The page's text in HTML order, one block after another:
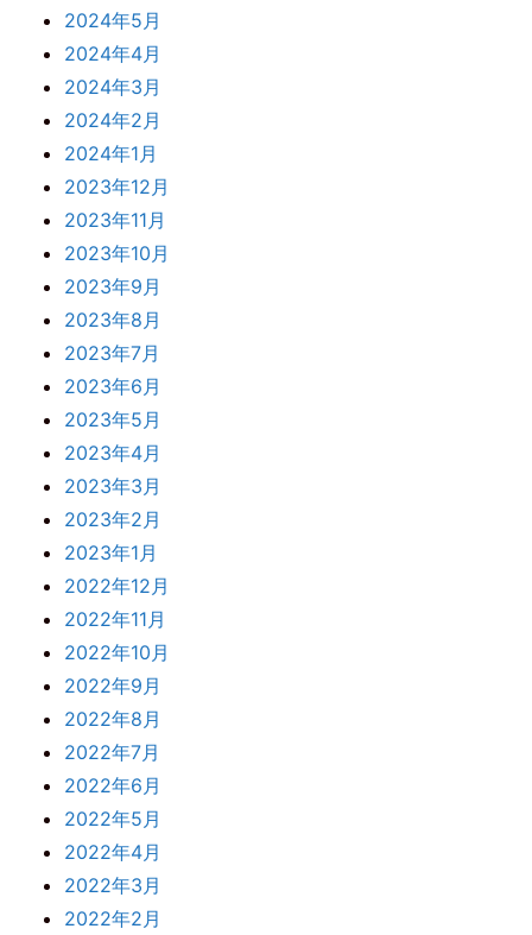
2024年5月
2024年4月
2024年3月
2024年2月
2024年1月
2023年12月
2023年11月
2023年10月
2023年9月
2023年8月
2023年7月
2023年6月
2023年5月
2023年4月
2023年3月
2023年2月
2023年1月
2022年12月
2022年11月
2022年10月
2022年9月
2022年8月
2022年7月
2022年6月
2022年5月
2022年4月
2022年3月
2022年2月